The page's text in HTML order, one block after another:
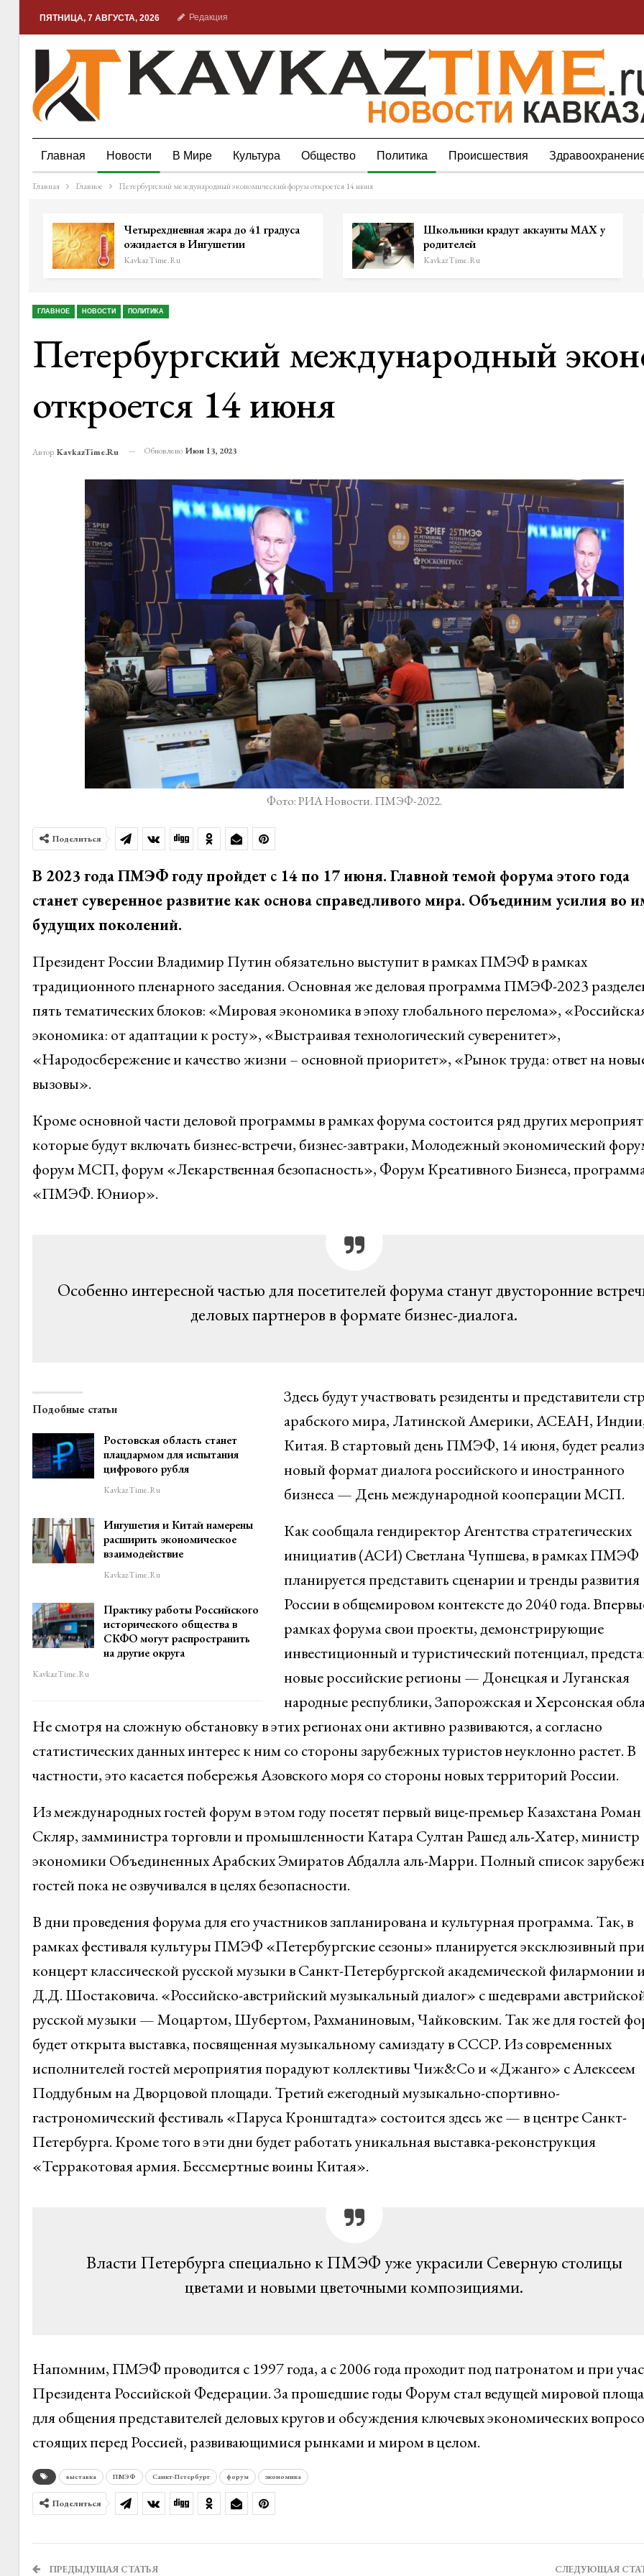
ПЯТНИЦА, 7 АВГУСТА, 2026 Редакция
Главная Новости В Мире Культура Общество Политика Происшествия
Главная Главное Петербургский международный экономический форум откроется 14 июня
Четырехдневная жара до 41 градуса
ожидается в Ингушетии
KavkazTime.ru
Школьники крадут аккаунты MAX у
родителей
KavkazTime.ru
ГЛАВНОЕ НОВОСТИ ПОЛИТИКА
Петербургский международный
откроется 14 июня
Автор KavkazTime.ru Обновлено Июн 13, 2023
Фото: РИА Новости. ПМЭФ-2022.
Поделиться
В 2023 года ПМЭФ году пройдет с 14 по 17 июня. Главной темой форума этого года
станет суверенное развитие как основа справедливого мира. Объединим усилия во
будущих поколений.
Президент России Владимир Путин обязательно выступит в рамках ПМЭФ в рамках
традиционного пленарного заседания. Основная же деловая программа ПМЭФ-2023
пять тематических блоков: «Мировая экономика в эпоху глобального перелома»,
экономика: от адаптации к росту», «Выстраивая технологический суверенитет»,
«Народосбережение и качество жизни – основной приоритет», «Рынок труда: ответ на
вызовы».
Кроме основной части деловой программы в рамках форума состоится ряд других
которые будут включать бизнес-встречи, бизнес-завтраки, Молодежный экономический
форум МСП, форум «Лекарственная безопасность», Форум Креативного Бизнеса,
«ПМЭФ. Юниор».
Особенно интересной частью для посетителей форума станут двусторонние
деловых партнеров в формате бизнес-диалога.
Подобные статьи
Ростовская область станет
плацдармом для испытания
цифрового рубля
KavkazTime.ru
Ингушетия и Китай намерены
расширить экономическое
взаимодействие
KavkazTime.ru
Практику работы Российского
исторического общества в
СКФО могут распространить
на другие округа
KavkazTime.ru
Здесь будут участвовать резиденты и представители
арабского мира, Латинской Америки, АСЕАН,
Китая. В стартовый день ПМЭФ, 14 июня, будет
новый формат диалога российского и иностранного
бизнеса — День международной кооперации МСП.
Как сообщала гендиректор Агентства стратегических
инициатив (АСИ) Светлана Чупшева, в рамках ПМЭФ
планируется представить сценарии и тренды развития
России в общемировом контексте до 2040 года.
рамках форума свои проекты, демонстрирующие
инвестиционный и туристический потенциал,
новые российские регионы — Донецкая и Луганская
народные республики, Запорожская и Херсонская
Не смотря на сложную обстановку в этих регионах они активно развиваются, а согласно
статистических данных интерес к ним со стороны зарубежных туристов неуклонно растет. В
частности, это касается побережья Азовского моря со стороны новых территорий России.
Из международных гостей форум в этом году посетят первый вице-премьер Казахстана Роман
Скляр, замминистра торговли и промышленности Катара Султан Рашед аль-Хатер, министр
экономики Объединенных Арабских Эмиратов Абдалла аль-Марри. Полный список
гостей пока не озвучивался в целях безопасности.
В дни проведения форума для его участников запланирована и культурная программа. Так, в
рамках фестиваля культуры ПМЭФ «Петербургские сезоны» планируется эксклюзивный
концерт классической русской музыки в Санкт-Петербургской академической филармонии
Д.Д. Шостаковича. «Российско-австрийский музыкальный диалог» с шедеврами
русской музыки — Моцартом, Шубертом, Рахманиновым, Чайковским. Так же для гостей
будет открыта выставка, посвященная музыкальному самиздату в СССР. Из современных
исполнителей гостей мероприятия порадуют коллективы Чиж&Со и «Джанго» с Алексеем
Поддубным на Дворцовой площади. Третий ежегодный музыкально-спортивно-
гастрономический фестиваль «Паруса Кронштадта» состоится здесь же — в центре Санкт-
Петербурга. Кроме того в эти дни будет работать уникальная выставка-реконструкция
«Терракотовая армия. Бессмертные воины Китая».
Власти Петербурга специально к ПМЭФ уже украсили Северную столицы
цветами и новыми цветочными композициями.
Напомним, ПМЭФ проводится с 1997 года, а с 2006 года проходит под патронатом и при
Президента Российской Федерации. За прошедшие годы Форум стал ведущей мировой
для общения представителей деловых кругов и обсуждения ключевых экономических
стоящих перед Россией, развивающимися рынками и миром в целом.
выставка ПМЭФ Санкт-Петербург форум экономика
Поделиться
ПРЕДЫДУЩАЯ СТАТЬЯ СЛЕДУЮЩАЯ